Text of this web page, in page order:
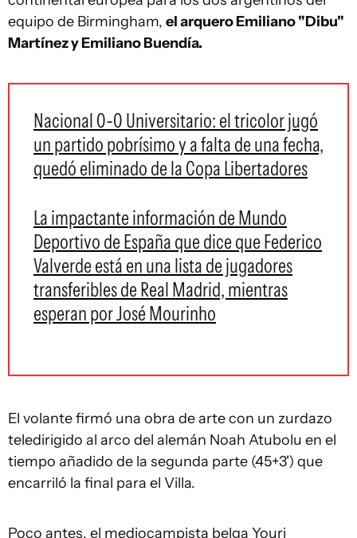
equipo de Birmingham, el arquero Emiliano "Dibu"
Martínez y Emiliano Buendía.
Nacional 0-0 Universitario: el tricolor jugó
un partido pobrísimo y a falta de una fecha,
quedó eliminado de la Copa Libertadores
La impactante información de Mundo
Deportivo de España que dice que Federico
Valverde está en una lista de jugadores
transferibles de Real Madrid, mientras
esperan por José Mourinho
El volante firmó una obra de arte con un zurdazo
teledirigido al arco del alemán Noah Atubolu en el
tiempo añadido de la segunda parte (45+3') que
encarriló la final para el Villa.
Poco antes, el mediocampista belga Youri